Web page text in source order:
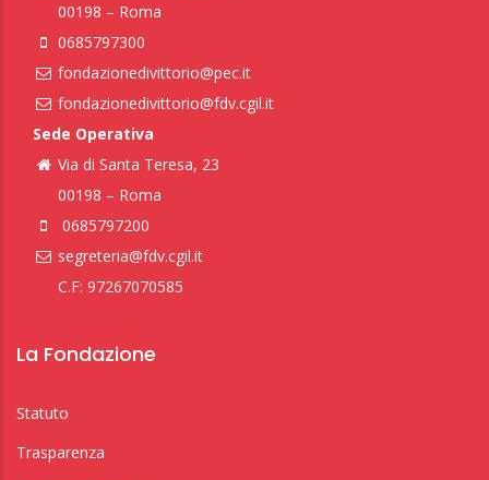
00198 – Roma
0685797300
fondazionedivittorio@pec.it
fondazionedivittorio@fdv.cgil.it
Sede Operativa
Via di Santa Teresa, 23
00198 – Roma
0685797200
segreteria@fdv.cgil.it
C.F: 97267070585
La Fondazione
Statuto
Trasparenza